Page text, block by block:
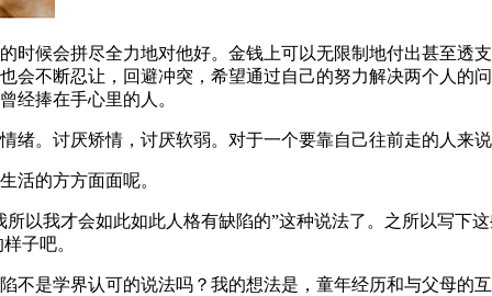
时候会拼尽全力地对他好。金钱上可以无限制地付出甚至透
会不断忍让，回避冲突，希望通过自己的努力解决两个人的
经捧在手心里的人。
绪。讨厌矫情，讨厌软弱。对于一个要靠自己往前走的人来
活的方方面面呢。
以我才会如此如此人格有缺陷的”这种说法了。之所以写下
子吧。
不是学界认可的说法吗？我的想法是，童年经历和与父母的